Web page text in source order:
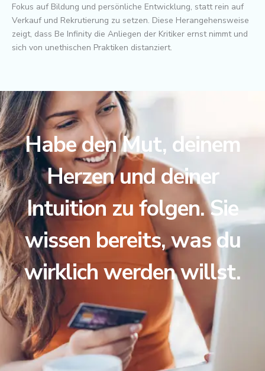
Fokus auf Bildung und persönliche Entwicklung, statt rein auf
Verkauf und Rekrutierung zu setzen. Diese Herangehensweise
zeigt, dass Be Infinity die Anliegen der Kritiker ernst nimmt und
sich von unethischen Praktiken distanziert.
Habe den Mut, deinem
Herzen und deiner
Intuition zu folgen. Sie
wissen bereits, was du
wirklich werden willst.